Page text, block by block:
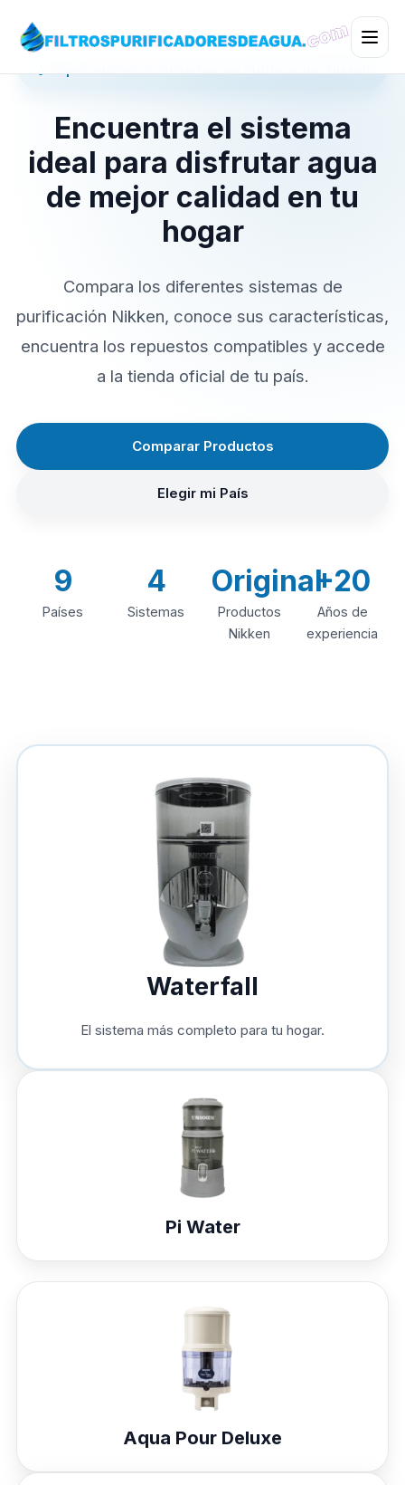
Encuentra el sistema
ideal para disfrutar agua
de mejor calidad en tu
hogar
Compara los diferentes sistemas de
purificación Nikken, conoce sus características,
encuentra los repuestos compatibles y accede
a la tienda oficial de tu país.
Comparar Productos
Elegir mi País
9
Países
4
Sistemas
Original
Productos
Nikken
+20
Años de
experiencia
Waterfall
El sistema más completo para tu hogar.
Pi Water
Aqua Pour Deluxe